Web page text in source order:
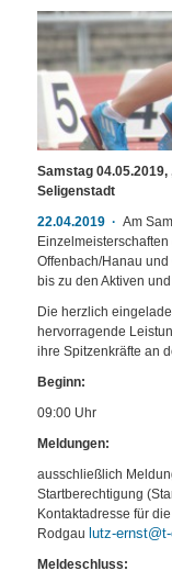
Samstag
Seligenstadt
22.04.2019
Am
Offenbach/Hanau
bis zu den Aktiven
Die herzlich
hervorragende
ihre Spitzenkräfte an
Beginn:
09:00 Uhr
Meldungen:
ausschließlich
Startberechtigung
Kontaktadresse für
Rodgau lutz-
Meldeschluss: